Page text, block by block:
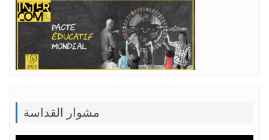
مشوار القداسة